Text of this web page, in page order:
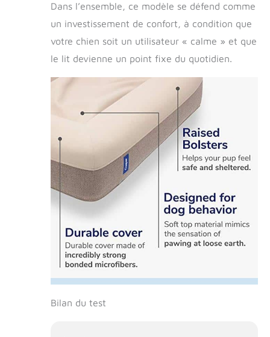
Dans l’ensemble, ce modèle se défend comme
un investissement de confort, à condition que
votre chien soit un utilisateur « calme » et que
le lit devienne un point fixe du quotidien.
Bilan du test